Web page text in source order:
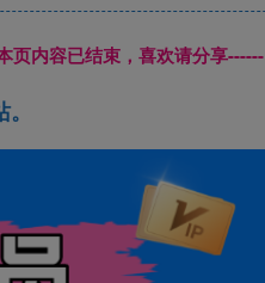
页内容已结束，喜欢请分享------